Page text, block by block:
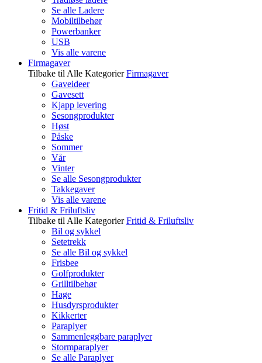
Se alle Ladere
Mobiltilbehør
Powerbanker
USB
Vis alle varene
Firmagaver
Tilbake til Alle Kategorier Firmagaver
Gaveideer
Gavesett
Kjapp levering
Sesongprodukter
Høst
Påske
Sommer
Vår
Vinter
Se alle Sesongprodukter
Takkegaver
Vis alle varene
Fritid & Friluftsliv
Tilbake til Alle Kategorier Fritid & Friluftsliv
Bil og sykkel
Setetrekk
Se alle Bil og sykkel
Frisbee
Golfprodukter
Grilltilbehør
Hage
Husdyrsprodukter
Kikkerter
Paraplyer
Sammenleggbare paraplyer
Stormparaplyer
Se alle Paraplyer